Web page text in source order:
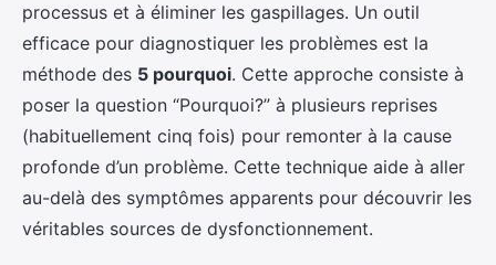
processus et à éliminer les gaspillages. Un outil
efficace pour diagnostiquer les problèmes est la
méthode des 5 pourquoi. Cette approche consiste à
poser la question “Pourquoi?” à plusieurs reprises
(habituellement cinq fois) pour remonter à la cause
profonde d’un problème. Cette technique aide à aller
au-delà des symptômes apparents pour découvrir les
véritables sources de dysfonctionnement.